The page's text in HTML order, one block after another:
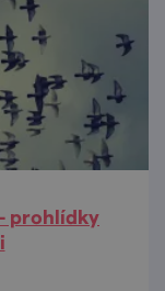
prohlídky